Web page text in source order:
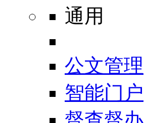
通用
公文管理
智能门户